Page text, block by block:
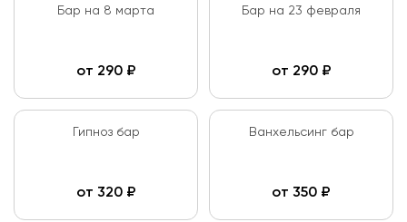
Бар на 8 марта
от 290₽
Бар на 23 февраля
от 290₽
Гипноз бар
от 320₽
Ванхельсинг бар
от 350 ₽